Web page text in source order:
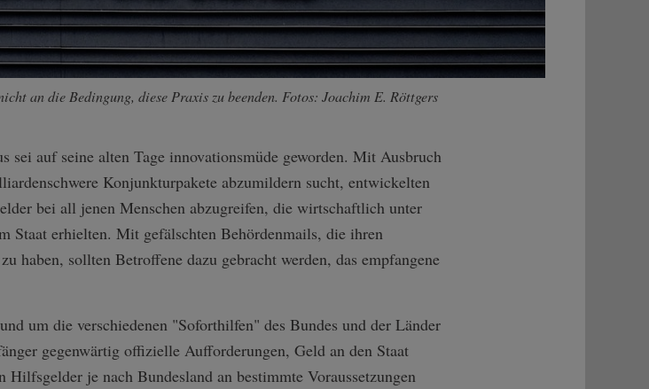
an die Bedingung, diese Praxis zu beenden. Fotos: Joachim E. Röttgers
auf seine alten Tage innovationsmüde geworden. Mit Ausbruch
Konjunkturpakete abzumildern sucht, entwickelten
bei all jenen Menschen abzugreifen, die wirtschaftlich unter
Staat erhielten. Mit gefälschten Behördenmails, die ihren
haben, sollten Betroffene dazu gebracht werden, das empfangene
um die verschiedenen "Soforthilfen" des Bundes und der Länder
gegenwärtig offizielle Aufforderungen, Geld an den Staat
je nach Bundesland an bestimmte Voraussetzungen